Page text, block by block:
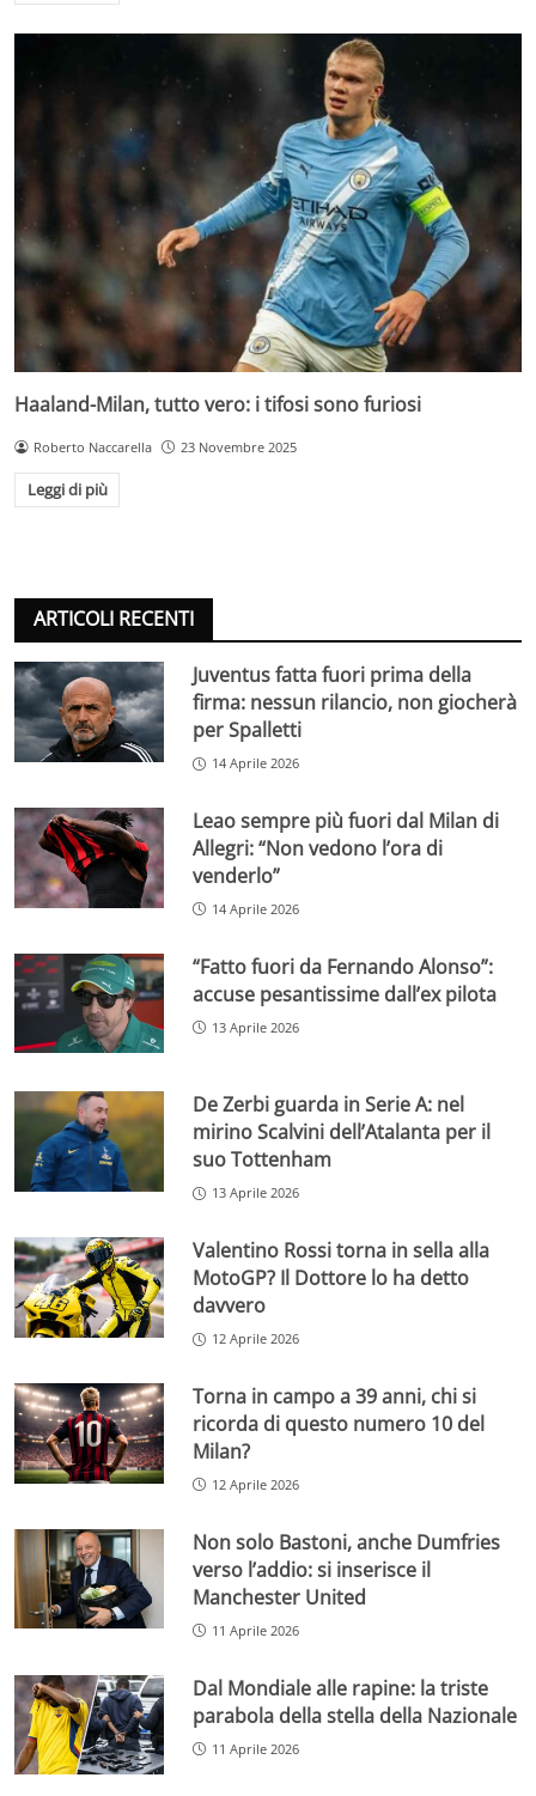
Haaland-Milan, tutto vero: i tifosi sono furiosi
Roberto Naccarella 23 Novembre 2025
Leggi di più
ARTICOLI RECENTI
Juventus fatta fuori prima della
firma: nessun rilancio, non giocherà
per Spalletti
14 Aprile 2026
Leao sempre più fuori dal Milan di
Allegri: “Non vedono l’ora di
venderlo”
14 Aprile 2026
“Fatto fuori da Fernando Alonso”:
accuse pesantissime dall’ex pilota
13 Aprile 2026
De Zerbi guarda in Serie A: nel
mirino Scalvini dell’Atalanta per il
suo Tottenham
13 Aprile 2026
Valentino Rossi torna in sella alla
MotoGP? Il Dottore lo ha detto
davvero
12 Aprile 2026
Torna in campo a 39 anni, chi si
ricorda di questo numero 10 del
Milan?
12 Aprile 2026
Non solo Bastoni, anche Dumfries
verso l’addio: si inserisce il
Manchester United
11 Aprile 2026
Dal Mondiale alle rapine: la triste
parabola della stella della Nazionale
11 Aprile 2026